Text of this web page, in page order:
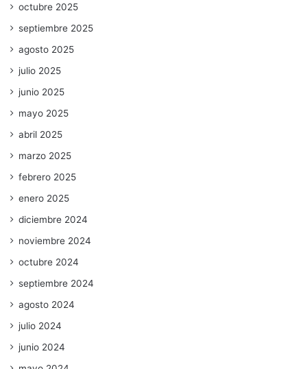
octubre 2025
septiembre 2025
agosto 2025
julio 2025
junio 2025
mayo 2025
abril 2025
marzo 2025
febrero 2025
enero 2025
diciembre 2024
noviembre 2024
octubre 2024
septiembre 2024
agosto 2024
julio 2024
junio 2024